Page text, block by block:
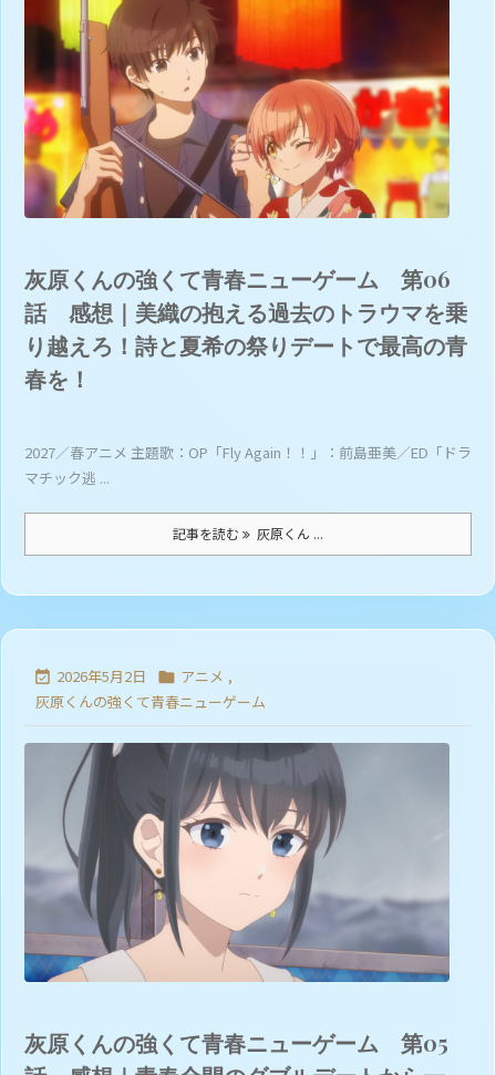
灰原くんの強くて青春ニューゲーム 第06
話 感想｜美織の抱える過去のトラウマを乗
り越えろ！詩と夏希の祭りデートで最高の青
春を！
2027／春アニメ 主題歌：OP「Fly Again！！」：前島亜美／ED「ドラ
マチック逃 ...
記事を読む 灰原くん ...
 2026年5月2日  アニメ ,
灰原くんの強くて青春ニューゲーム
灰原くんの強くて青春ニューゲーム 第05